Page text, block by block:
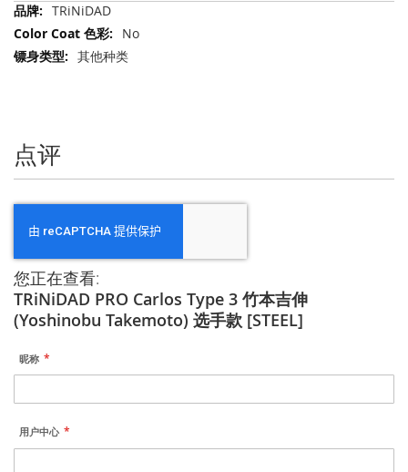
更
多
信
息
TRiNiDAD
No
其他种类
点评
您正在查看:
TRiNiDAD PRO Carlos Type 3 竹本吉伸
(Yoshinobu Takemoto) 选手款 [STEEL]
昵称
用户中心